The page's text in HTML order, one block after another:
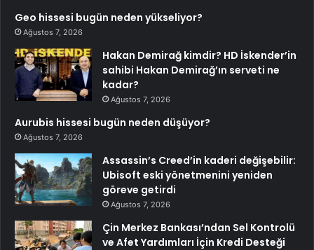
Geo hissesi bugün neden yükseliyor?
Ağustos 7, 2026
Hakan Demirağ kimdir? HD İskender’in
sahibi Hakan Demirağ’ın serveti ne
kadar?
Ağustos 7, 2026
Aurubis hissesi bugün neden düşüyor?
Ağustos 7, 2026
Assassin’s Creed’in kaderi değişebilir:
Ubisoft eski yönetmenini yeniden
göreve getirdi
Ağustos 7, 2026
Çin Merkez Bankası’ndan Sel Kontrolü
ve Afet Yardımları İçin Kredi Desteği